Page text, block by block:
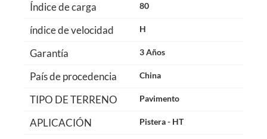
Índice de carga 80
índice de velocidad H
Garantía 3 Años
País de procedencia China
TIPO DE TERRENO Pavimento
APLICACIÓN Pistera - HT